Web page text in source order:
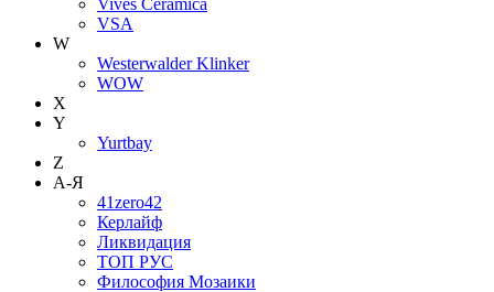
VSA
W
Westerwalder Klinker
WOW
X
Y
Yurtbay
Z
А-Я
41zero42
Керлайф
Ликвидация
ТОП РУС
Философия Мозаики